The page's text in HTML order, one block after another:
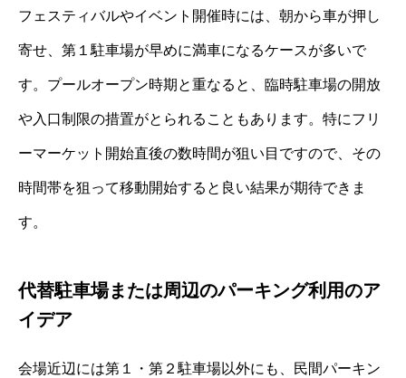
フェスティバルやイベント開催時には、朝から車が押し
寄せ、第１駐車場が早めに満車になるケースが多いで
す。プールオープン時期と重なると、臨時駐車場の開放
や入口制限の措置がとられることもあります。特にフリ
ーマーケット開始直後の数時間が狙い目ですので、その
時間帯を狙って移動開始すると良い結果が期待できま
す。
代替駐車場または周辺のパーキング利用のア
イデア
会場近辺には第１・第２駐車場以外にも、民間パーキン